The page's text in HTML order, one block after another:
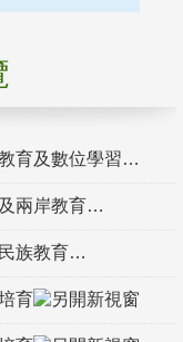
育及數位學習
兩岸教育
族教育
育